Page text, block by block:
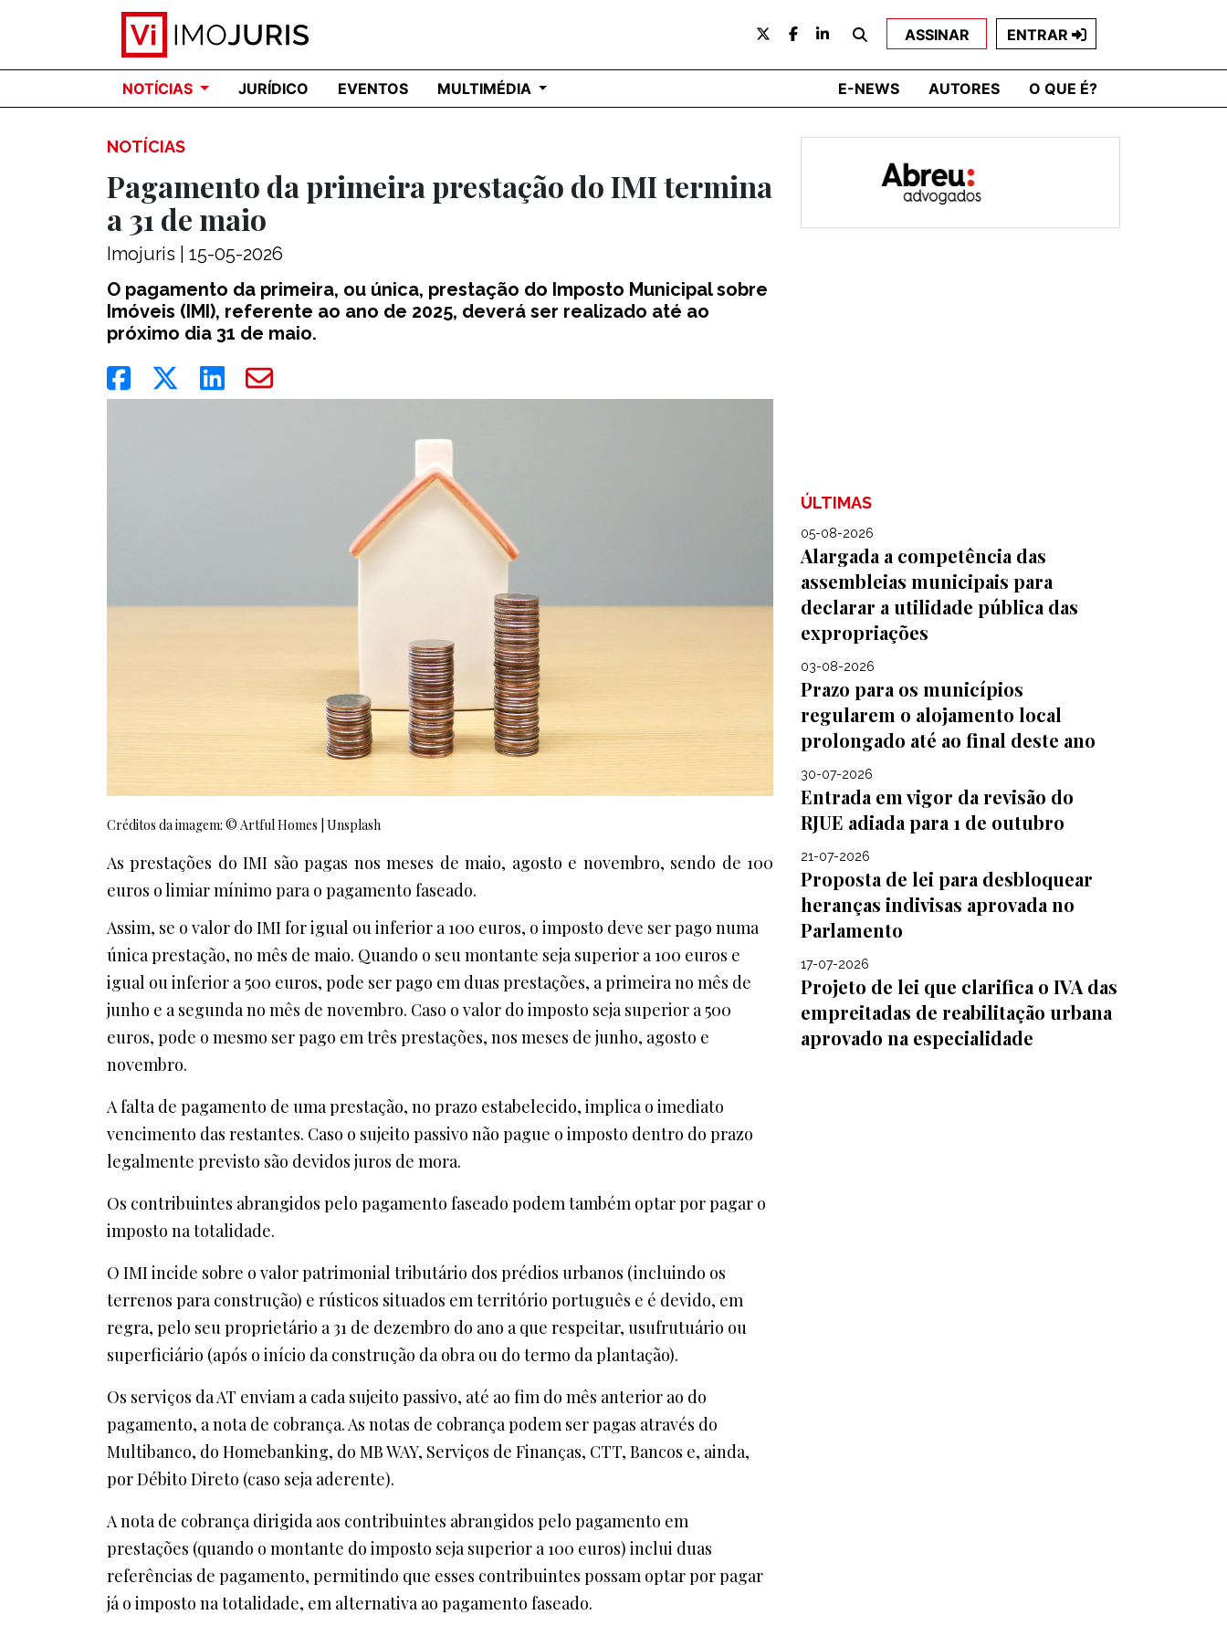
ASSINAR ENTRAR
NOTÍCIAS JURÍDICO EVENTOS MULTIMÉDIA E-NEWS AUTORES O QUE É?
NOTÍCIAS
Pagamento da primeira prestação do IMI termina
a 31 de maio
Imojuris | 15-05-2026
O pagamento da primeira, ou única, prestação do Imposto Municipal sobre
Imóveis (IMI), referente ao ano de 2025, deverá ser realizado até ao
próximo dia 31 de maio.
Créditos da imagem: © Artful Homes | Unsplash
As prestações do IMI são pagas nos meses de maio, agosto e novembro, sendo de 100
euros o limiar mínimo para o pagamento faseado.
Assim, se o valor do IMI for igual ou inferior a 100 euros, o imposto deve ser pago numa
única prestação, no mês de maio. Quando o seu montante seja superior a 100 euros e
igual ou inferior a 500 euros, pode ser pago em duas prestações, a primeira no mês de
junho e a segunda no mês de novembro. Caso o valor do imposto seja superior a 500
euros, pode o mesmo ser pago em três prestações, nos meses de junho, agosto e
novembro.
A falta de pagamento de uma prestação, no prazo estabelecido, implica o imediato
vencimento das restantes. Caso o sujeito passivo não pague o imposto dentro do prazo
legalmente previsto são devidos juros de mora.
Os contribuintes abrangidos pelo pagamento faseado podem também optar por pagar o
imposto na totalidade.
O IMI incide sobre o valor patrimonial tributário dos prédios urbanos (incluindo os
terrenos para construção) e rústicos situados em território português e é devido, em
regra, pelo seu proprietário a 31 de dezembro do ano a que respeitar, usufrutuário ou
superficiário (após o início da construção da obra ou do termo da plantação).
Os serviços da AT enviam a cada sujeito passivo, até ao fim do mês anterior ao do
pagamento, a nota de cobrança. As notas de cobrança podem ser pagas através do
Multibanco, do Homebanking, do MB WAY, Serviços de Finanças, CTT, Bancos e, ainda,
por Débito Direto (caso seja aderente).
A nota de cobrança dirigida aos contribuintes abrangidos pelo pagamento em
prestações (quando o montante do imposto seja superior a 100 euros) inclui duas
referências de pagamento, permitindo que esses contribuintes possam optar por pagar
já o imposto na totalidade, em alternativa ao pagamento faseado.
ÚLTIMAS
05-08-2026
Alargada a competência das
assembleias municipais para
declarar a utilidade pública das
expropriações
03-08-2026
Prazo para os municípios
regularem o alojamento local
prolongado até ao final deste ano
30-07-2026
Entrada em vigor da revisão do
RJUE adiada para 1 de outubro
21-07-2026
Proposta de lei para desbloquear
heranças indivisas aprovada no
Parlamento
17-07-2026
Projeto de lei que clarifica o IVA das
empreitadas de reabilitação urbana
aprovado na especialidade